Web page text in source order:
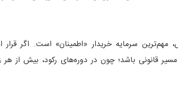
سرمایه خریدار «اطمینان» است. اگر
قانونی باشد؛ چون در دوره‌های رکود، بیش از هر